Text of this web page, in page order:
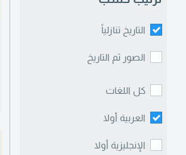
التاريخ تنازلياً
الصور ثم التاريخ
كل اللغات
العربية أولا
الإنجليزية أولا